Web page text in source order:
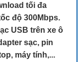
tối đa
độ 300Mbps.
USB trên xe ô
sạc, pin
máy tính,...